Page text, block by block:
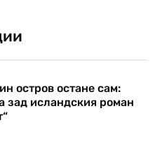
остров остане сам:
зад исландския роман